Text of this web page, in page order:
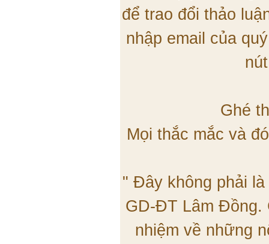
để trao đổi thảo
nhập email của
Ghé
Mọi thắc mắc và
" Đây không phải
GD-ĐT Lâm Đồng.
nhiệm về những